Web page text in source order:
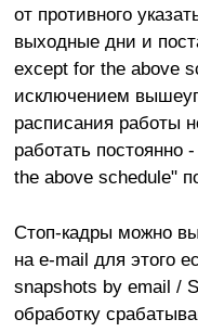
от противного
выходные дни и
except for the above
исключением
расписания работы
работать постоянно
the above schedule"
Стоп-кадры можно
на e-mail для этого
snapshots by email /
обработку